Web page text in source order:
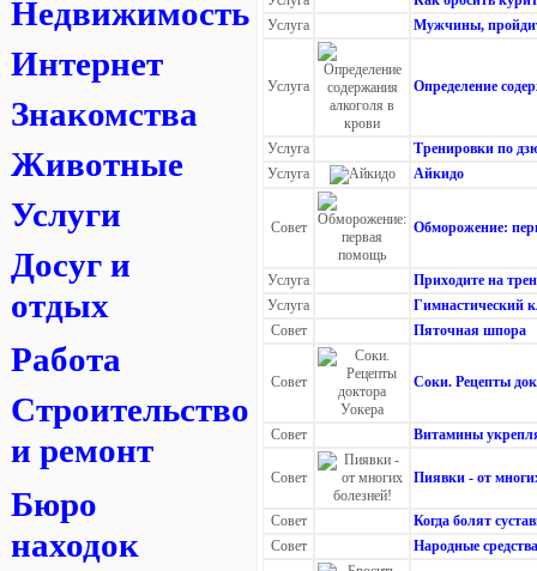
Недвижимость
Интернет
Знакомства
Животные
Услуги
Досуг и
отдых
Работа
Строительство
и ремонт
Бюро
находок
Услуга
Мужчины,
Услуга Определение
Услуга
Тренировки по
Услуга
Айкидо
Совет Обморожение:
Услуга
Приходите на
Услуга
Гимнастический
Совет
Пяточная шпора
Совет Соки. Рецепты
Совет Витамины
Совет Пиявки - от
Совет
Когда болят
Совет
Народные